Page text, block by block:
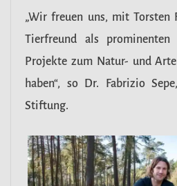
„Wir freuen uns, mit Torsten
Tierfreund als prominenten
Projekte zum Natur- und
haben“, so Dr. Fabrizio
Stiftung.